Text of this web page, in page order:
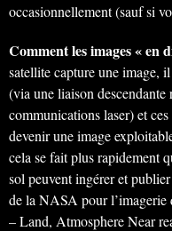
occasionnellement (sauf si
Comment les images « en
satellite capture une image,
(via une liaison
communications laser) et
devenir une image
cela se fait plus rapidement
sol peuvent ingérer et
de la NASA pour
– Land, Atmosphere Near